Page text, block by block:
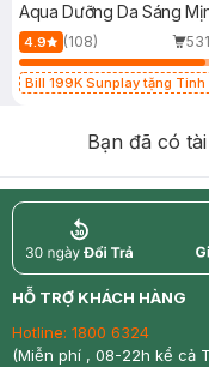
Aqua Dưỡng Da Sáng
4.9 (108)
Bill 199K Sunplay tặng Tinh
Bạn đã có
return
HỖ TRỢ KHÁCH HÀNG
Hotline: 1800 6324
(Miễn phí , 08-22h kể cả